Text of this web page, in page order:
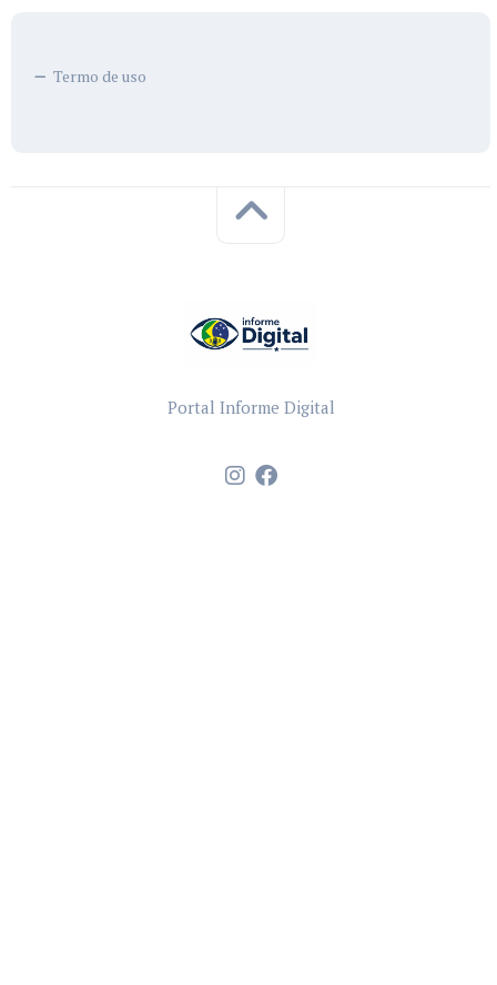
Termo de uso
Portal Informe Digital